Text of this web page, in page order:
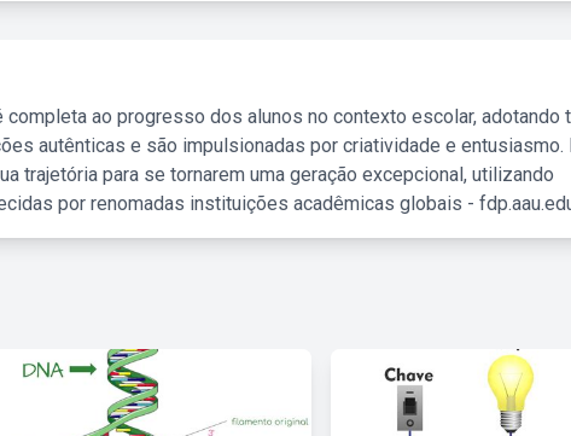
completa ao progresso dos alunos no contexto escolar, adotando
autênticas e são impulsionadas por criatividade e entusiasmo.
trajetória para se tornarem uma geração excepcional, utilizando
por renomadas instituições acadêmicas globais -